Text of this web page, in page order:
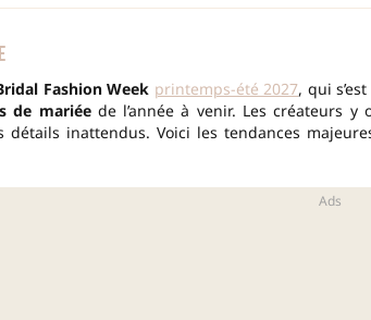
Fashion Week printemps-été 2027, qui
de mariéede l’année à venir. Les créateurs y
détails inattendus. Voici les tendances